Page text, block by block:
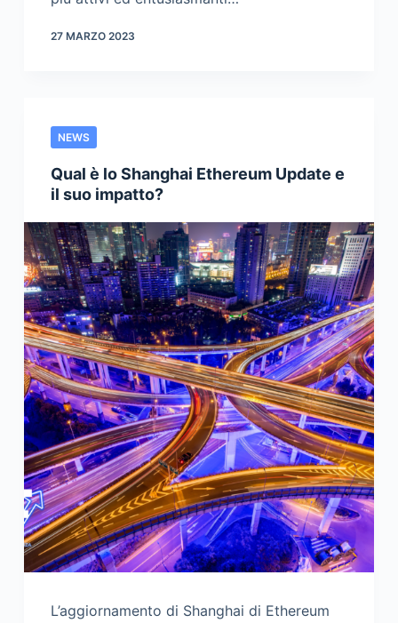
27 MARZO 2023
NEWS
Qual è lo Shanghai Ethereum Update e
il suo impatto?
L’aggiornamento di Shanghai di Ethereum